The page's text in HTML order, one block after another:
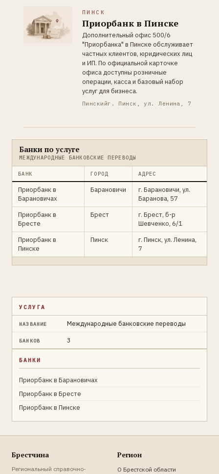
ПИНСК
Приорбанк в Пинске
Дополнительный офис 500/6
"Приорбанка" в Пинске обслуживает
частных клиентов, юридических лиц
и ИП. По официальной карточке
офиса доступны розничные
операции, касса и базовый набор
услуг для бизнеса.
Пинскийг. Пинск, ул. Ленина, 7
Банки по услуге
МЕЖДУНАРОДНЫЕ БАНКОВСКИЕ ПЕРЕВОДЫ
БАНК ГОРОД АДРЕС
Приорбанк в
Барановичах
Барановичи
г. Барановичи, ул.
Баранова, 57
Приорбанк в
Бресте
Брест
г. Брест, б-р
Шевченко, 6/1
Приорбанк в
Пинске
Пинск
г. Пинск, ул. Ленина,
7
УСЛУГА
НАЗВАНИЕ Международные банковские переводы
БАНКОВ 3
БАНКИ
Приорбанк в Барановичах
Приорбанк в Бресте
Приорбанк в Пинске
Брестчина
Региональный справочно-
Регион
О Брестской области